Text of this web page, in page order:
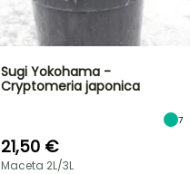
Sugi Yokohama -
Cryptomeria japonica
7
21,50 €
Maceta 2L/3L